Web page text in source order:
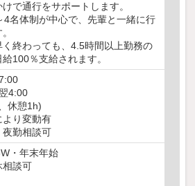
で通行をサポートします。
4名体制が中心で、先輩と一緒に行
く終わっても、4.5時間以上勤務の
100％支給されます。
4:00
休憩1h)
り変動有
勤相談可
・年末年始
談可